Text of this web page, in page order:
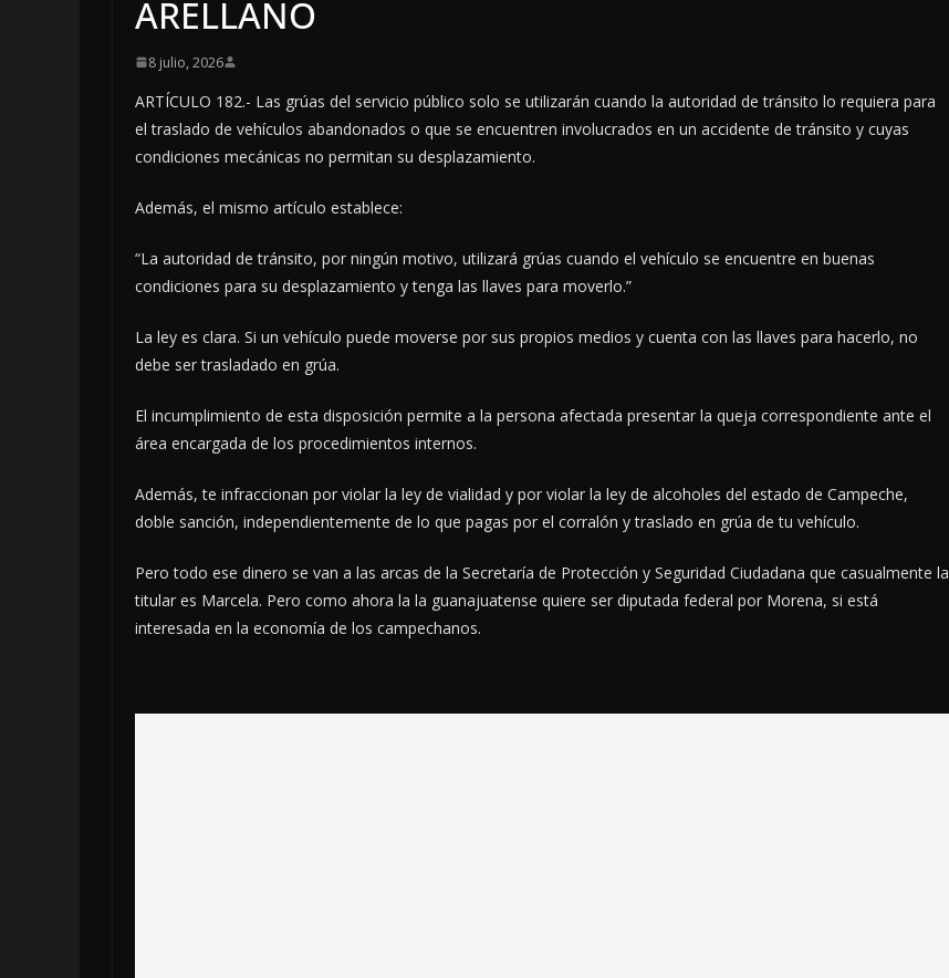
ARELLANO
8 julio, 2026
ARTÍCULO 182.- Las grúas del servicio público solo se utilizarán cuando la autoridad de tránsito lo requiera para
el traslado de vehículos abandonados o que se encuentren involucrados en un accidente de tránsito y cuyas
condiciones mecánicas no permitan su desplazamiento.
Además, el mismo artículo establece:
“La autoridad de tránsito, por ningún motivo, utilizará grúas cuando el vehículo se encuentre en buenas
condiciones para su desplazamiento y tenga las llaves para moverlo.”
La ley es clara. Si un vehículo puede moverse por sus propios medios y cuenta con las llaves para hacerlo, no
debe ser trasladado en grúa.
El incumplimiento de esta disposición permite a la persona afectada presentar la queja correspondiente ante el
área encargada de los procedimientos internos.
Además, te infraccionan por violar la ley de vialidad y por violar la ley de alcoholes del estado de Campeche,
doble sanción, independientemente de lo que pagas por el corralón y traslado en grúa de tu vehículo.
Pero todo ese dinero se van a las arcas de la Secretaría de Protección y Seguridad Ciudadana que casualmente la
titular es Marcela. Pero como ahora la la guanajuatense quiere ser diputada federal por Morena, si está
interesada en la economía de los campechanos.